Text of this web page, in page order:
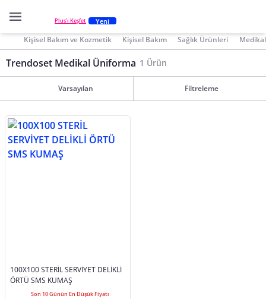
Plus'ı Keşfet Yeni
Kişisel Bakım ve Kozmetik Kişisel Bakım Sağlık Ürünleri
Trendoset Medikal Üniforma 1 Ürün
Varsayılan Filtreleme
100X100 STERİL SERVİYET DELİKLİ
ÖRTÜ SMS KUMAŞ
Son 10 Günün En Düşük Fiyatı